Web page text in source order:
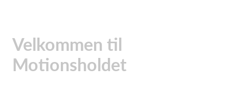
Velkommen til
Motionsholdet